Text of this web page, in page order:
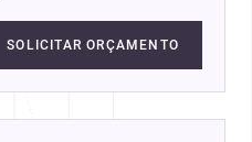
SOLICITAR ORÇAMENTO